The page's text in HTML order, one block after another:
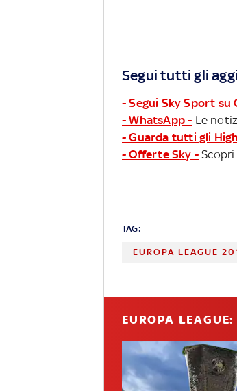
Segui tutti gli
- Segui Sky Sport su
- WhatsApp - Le
- Guarda tutti gli
- Offerte Sky -
TAG:
EUROPA LEAGUE
EUROPA